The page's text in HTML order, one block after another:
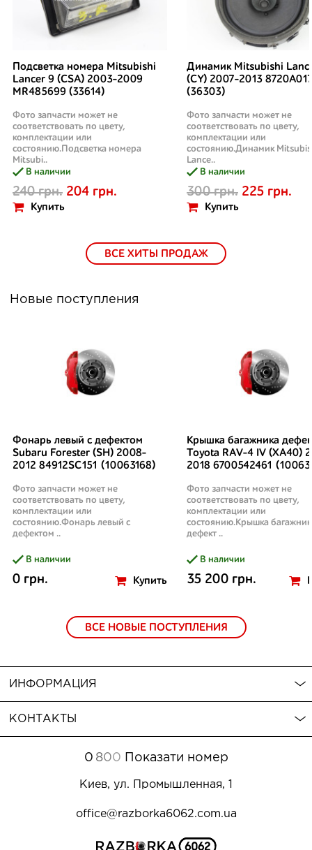
Подсветка номера Mitsubishi
Lancer 9 (CSA) 2003-2009
MR485699 (33614)
Фото запчасти может не
соответствовать по цвету,
комплектации или
состоянию.Подсветка номера
Mitsubi..
В наличии
240 грн. 204 грн.
Купить
Динамик Mitsubishi
(CY) 2007-2013
(36303)
Фото запчасти может не
соответствовать по цвету,
комплектации или
состоянию.Динамик
Lance..
В наличии
300 грн. 225 грн.
Купить
ВСЕ ХИТЫ ПРОДАЖ
Новые поступления
Фонарь левый с дефектом
Subaru Forester (SH) 2008-
2012 84912SC151 (10063168)
Фото запчасти может не
соответствовать по цвету,
комплектации или
состоянию.Фонарь левый с
дефектом ..
В наличии
0 грн. Купить
Крышка багажника
Toyota RAV-4 IV (XA40)
2018 6700542461
Фото запчасти может не
соответствовать по цвету,
комплектации или
состоянию.Крышка
дефект ..
В наличии
35 200 грн.
ВСЕ НОВЫЕ ПОСТУПЛЕНИЯ
ИНФОРМАЦИЯ
КОНТАКТЫ
0 800 Показати номер
Киев, ул. Промышленная, 1
office@razborka6062.com.ua